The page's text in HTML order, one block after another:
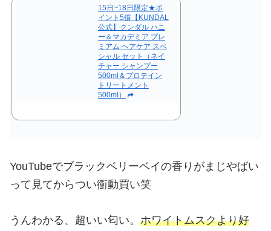
15日~18日限定★ポ
イント5倍【KUNDAL
公式】クンダル ハニ
ー＆マカデミア プレ
ミアム ヘアケア スペ
シャル セット（ネイ
チャー シャンプー
500ml＆プロテイン
トリートメント
500ml）
YouTubeでブラックベリーベイの香りがまじやばい
って見てからつい衝動買い笑
うんわかる、超いい匂い。 ホワイトムスクより好